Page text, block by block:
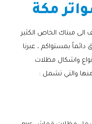
مكة
مبناك الخاص الكثير
بمستواكم ، عبرنا
واشكال مظلات